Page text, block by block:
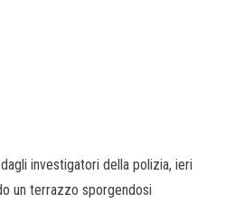
investigatori della polizia, ieri
un terrazzo sporgendosi